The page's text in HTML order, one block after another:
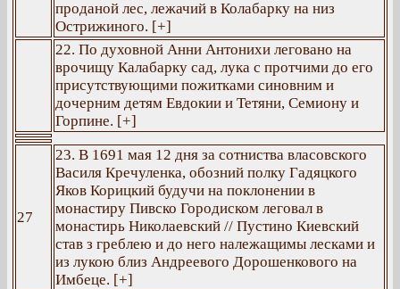
проданой лес, лежачий в Колабарку на низ
Острижиного. [+]
22. По духовной Анни Антонихи леговано на
врочищу Калабарку сад, лука с протчими до его
присутствующими пожитками синовним и
дочерним детям Евдокии и Тетяни, Семиону и
Горпине. [+]
27
23. В 1691 мая 12 дня за сотниства власовского
Василя Кречуленка, обозний полку Гадяцкого
Яков Корицкий будучи на поклонении в
монастиру Пивско Городиском леговал в
монастирь Николаевский // Пустино Киевский
став з греблею и до него належащимы лесками и
из лукою близ Андреевого Дорошенкового на
Имбеце. [+]